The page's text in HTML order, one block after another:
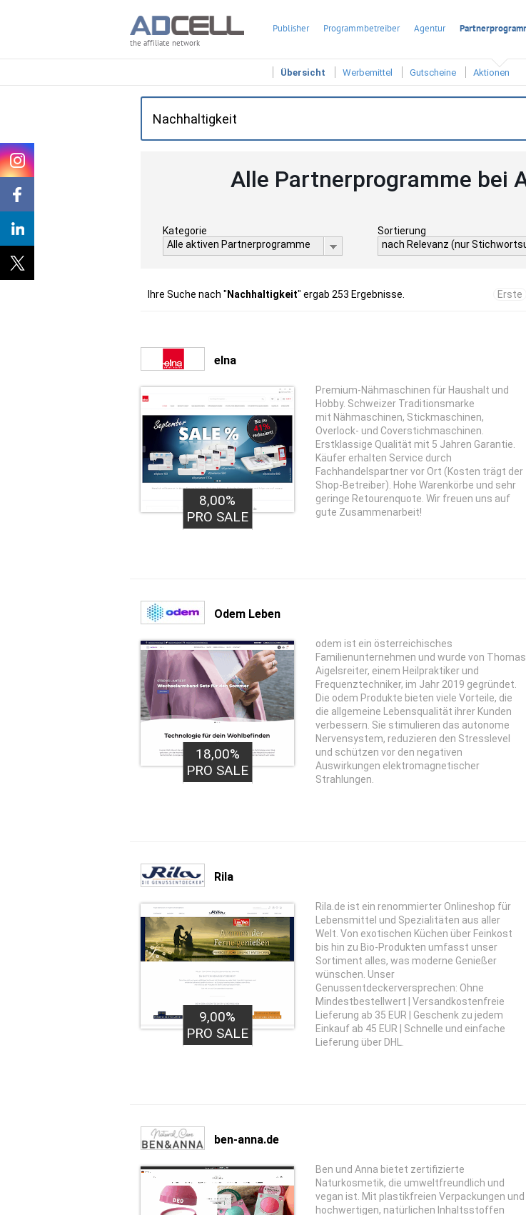
the affiliate network
Publisher Programmbetreiber Agentur
Übersicht Werbemittel Gutscheine Aktionen
Alle Partnerprogramme bei
Kategorie
Alle aktiven Partnerprogramme
Sortierung
nach Relevanz (nur
Ihre Suche nach " Nachhaltigkeit" ergab 253 Ergebnisse. Erste
elna
8,00%
PRO SALE
Premium-Nähmaschinen für Haushalt und
Hobby. Schweizer Traditionsmarke
mit Nähmaschinen, Stickmaschinen,
Overlock- und Coverstichmaschinen.
Erstklassige Qualität mit 5 Jahren Garantie.
Käufer erhalten Service durch
Fachhandelspartner vor Ort (Kosten trägt der
Shop-Betreiber). Hohe Warenkörbe und sehr
geringe Retourenquote. Wir freuen uns auf
gute Zusammenarbeit!
Odem Leben
18,00%
PRO SALE
odem ist ein österreichisches
Familienunternehmen und wurde von Thomas
Aigelsreiter, einem Heilpraktiker und
Frequenztechniker, im Jahr 2019 gegründet.
Die odem Produkte bieten viele Vorteile, die
die allgemeine Lebensqualität ihrer Kunden
verbessern. Sie stimulieren das autonome
Nervensystem, reduzieren den Stresslevel
und schützen vor den negativen
Auswirkungen elektromagnetischer
Strahlungen.
Rila
9,00%
PRO SALE
Rila.de ist ein renommierter Onlineshop für
Lebensmittel und Spezialitäten aus aller
Welt. Von exotischen Küchen über Feinkost
bis hin zu Bio-Produkten umfasst unser
Sortiment alles, was moderne Genießer
wünschen. Unser
Genussentdeckerversprechen: Ohne
Mindestbestellwert | Versandkostenfreie
Lieferung ab 35 EUR | Geschenk zu jedem
Einkauf ab 45 EUR | Schnelle und einfache
Lieferung über DHL.
ben-anna.de
Ben und Anna bietet zertifizierte
Naturkosmetik, die umweltfreundlich und
vegan ist. Mit plastikfreien Verpackungen und
hochwertigen, natürlichen Inhaltsstoffen